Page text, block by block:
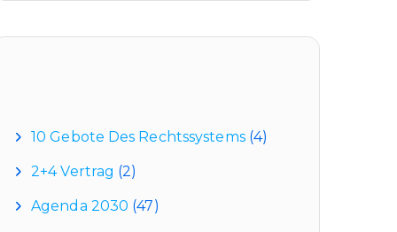
10 Gebote Des Rechtssystems(4)
2+4 Vertrag (2)
Agenda 2030 (47)